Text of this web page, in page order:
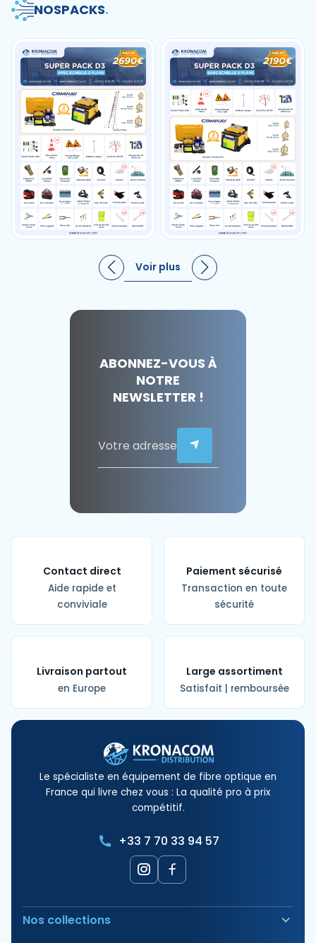
NOSPACKS.
Voir plus
ABONNEZ-VOUS À
NOTRE
NEWSLETTER !
Contact direct
Aide rapide et
conviviale
Paiement sécurisé
Transaction en toute
sécurité
Livraison partout
en Europe
Large assortiment
Satisfait | remboursée
Le spécialiste en équipement de fibre optique en
France qui livre chez vous : La qualité pro à prix
compétitif.
+33 7 70 33 94 57
Nos collections